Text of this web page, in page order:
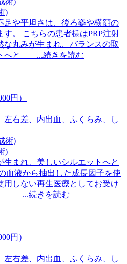
)
足や平坦さは、後ろ姿や横顔の
す。 こちらの患者様はPRP注射
な丸みが生まれ、バランスの取
へと ...続きを読む
円）
左右差、内出血、ふくらみ、し
)
生まれ、美しいシルエットへと
血液から抽出した成長因子を使
用しない再生医療としてお受け
。 ...続きを読む
円）
左右差、内出血、ふくらみ、し